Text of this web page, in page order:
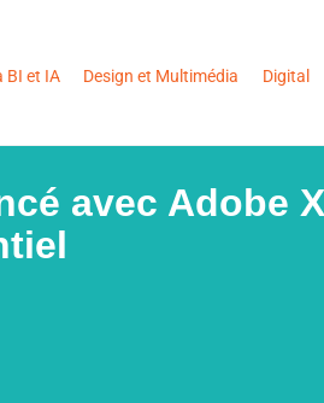
BI et IA Design et Multimédia Digital
avec Adobe